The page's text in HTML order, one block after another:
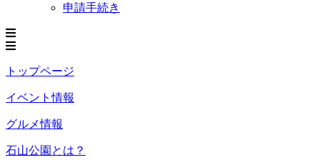
申請手続き
トップページ
イベント情報
グルメ情報
石山公園とは？